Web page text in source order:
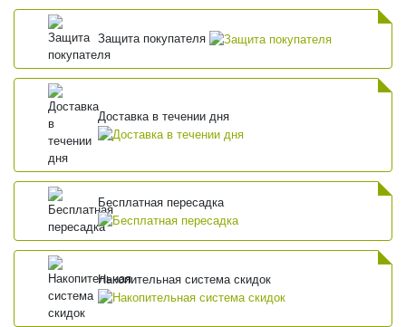
Защита покупателя
Доставка в течении дня
Бесплатная пересадка
Накопительная система скидок